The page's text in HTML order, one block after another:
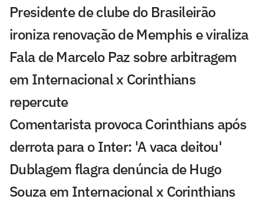
Presidente de clube do Brasileirão
ironiza renovação de Memphis e viraliza
Fala de Marcelo Paz sobre arbitragem
em Internacional x Corinthians
repercute
Comentarista provoca Corinthians após
derrota para o Inter: 'A vaca deitou'
Dublagem flagra denúncia de Hugo
Souza em Internacional x Corinthians